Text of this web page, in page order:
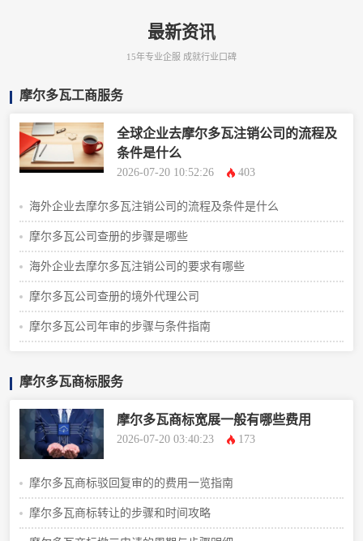
最新资讯
15年专业企服 成就行业口碑
摩尔多瓦工商服务
全球企业去摩尔多瓦注销公司的流程及
条件是什么
2026-07-20 10:52:26 403
海外企业去摩尔多瓦注销公司的流程及条件是什么
摩尔多瓦公司查册的步骤是哪些
海外企业去摩尔多瓦注销公司的要求有哪些
摩尔多瓦公司查册的境外代理公司
摩尔多瓦公司年审的步骤与条件指南
摩尔多瓦商标服务
摩尔多瓦商标宽展一般有哪些费用
2026-07-20 03:40:23 173
摩尔多瓦商标驳回复审的的费用一览指南
摩尔多瓦商标转让的步骤和时间攻略